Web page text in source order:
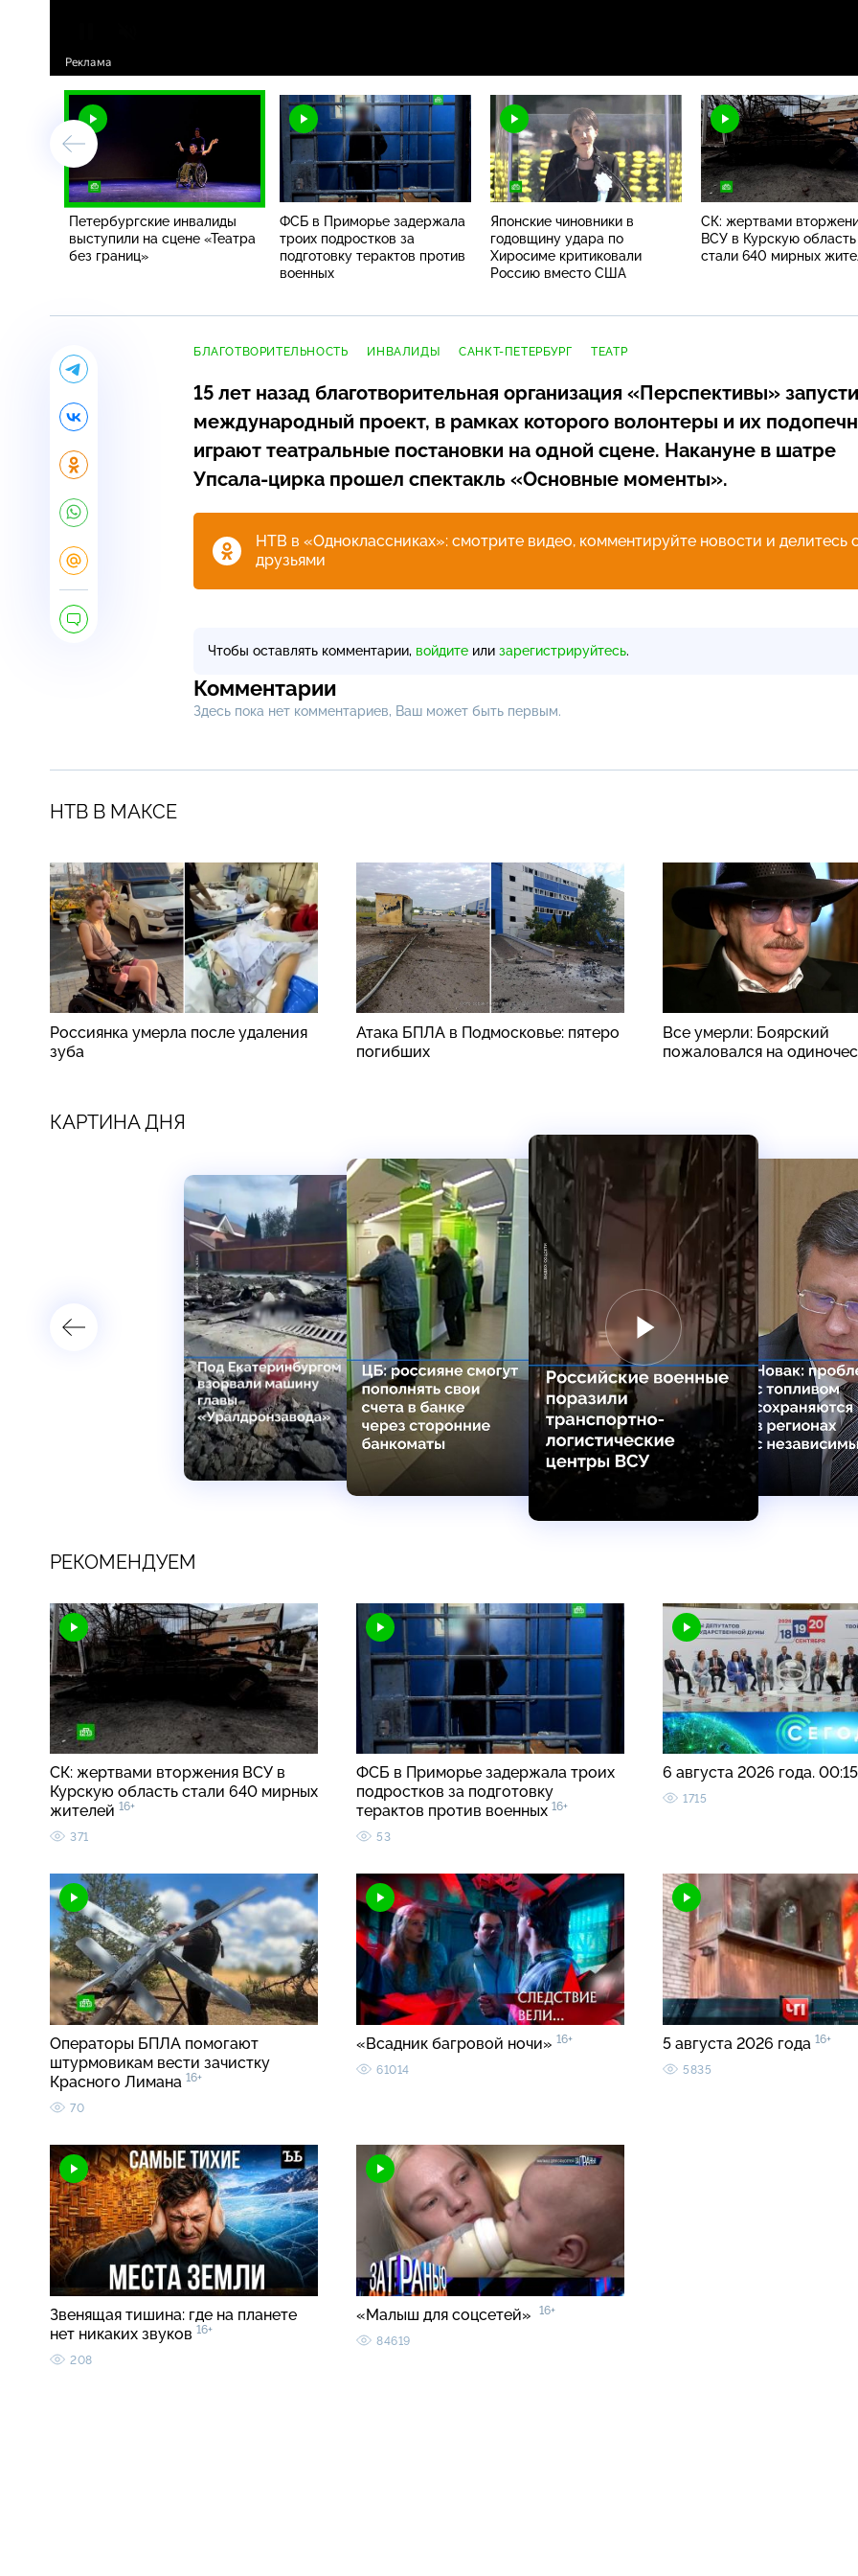
Петербургские инвалиды
выступили на сцене «Театра
без границ»
ФСБ в Приморье задержала
троих подростков за
подготовку терактов против
военных
Японские чиновники в
годовщину удара по
Хиросиме критиковали
Россию вместо США
СК: жертвами
ВСУ в Курскую область
стали 640 мирных
БЛАГОТВОРИТЕЛЬНОСТЬ ИНВАЛИДЫ САНКТ-ПЕТЕРБУРГ ТЕАТР
15 лет назад благотворительная организация «Перспективы»
международный проект, в рамках которого волонтеры и их
играют театральные постановки на одной сцене. Накануне в шатре
Упсала-цирка прошел спектакль «Основные моменты».
НТВ в «Одноклассниках»: смотрите видео, комментируйте новости и делитесь
друзьями
Чтобы оставлять комментарии, войдите или зарегистрируйтесь.
Комментарии
Здесь пока нет комментариев, Ваш может быть первым.
НТВ В МАКСЕ
Россиянка умерла после удаления
зуба
Атака БПЛА в Подмосковье: пятеро
погибших
Все умерли: Боярский
пожаловался на
КАРТИНА ДНЯ
РЕКОМЕНДУЕМ
СК: жертвами вторжения ВСУ в
Курскую область стали 640 мирных
жителей 16+
371
ФСБ в Приморье задержала троих
подростков за подготовку
терактов против военных 16+
53
6 августа 2026 года.
1715
Операторы БПЛА помогают
штурмовикам вести зачистку
Красного Лимана 16+
70
«Всадник багровой ночи» 16+
61014
5 августа 2026 года 16+
5835
Звенящая тишина: где на планете
нет никаких звуков 16+
208
«Малыш для соцсетей» 16+
84619